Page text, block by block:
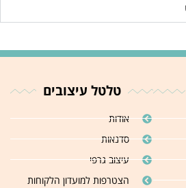
טלטל עיצובים
אודות
סדנאות
עיצוב גרפי
הצטרפות למועדון הלקוחות